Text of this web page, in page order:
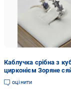
Каблучка срібна з
цирконієм Зоряне
г (3037163429)
оцінити